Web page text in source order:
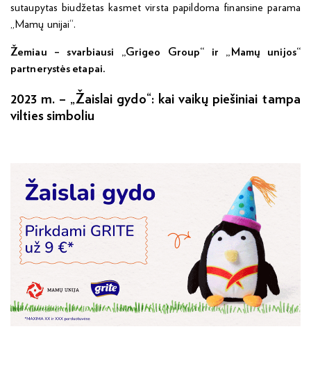
sutaupytas biudžetas kasmet virsta papildoma finansine parama
„Mamų unijai“.
Žemiau – svarbiausi „Grigeo Group“ ir „Mamų unijos“
partnerystės etapai.
2023 m. – „Žaislai gydo“: kai vaikų piešiniai tampa
vilties simboliu